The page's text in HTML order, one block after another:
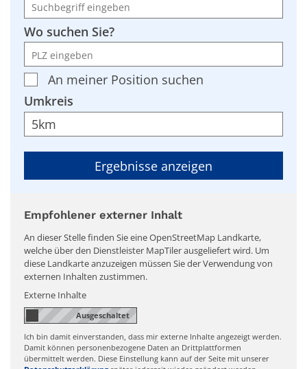
Wo suchen Sie?
An meiner Position suchen
Umkreis
Empfohlener externer Inhalt
An dieser Stelle finden Sie eine OpenStreetMap Landkarte,
welche über den Dienstleister MapTiler ausgeliefert wird. Um
diese Landkarte anzuzeigen müssen Sie der Verwendung von
externen Inhalten zustimmen.
Externe Inhalte
Ich bin damit einverstanden, dass mir externe Inhalte angezeigt werden.
Damit können personenbezogene Daten an Drittplattformen
übermittelt werden. Diese Einstellung kann auf der Seite mit unserer